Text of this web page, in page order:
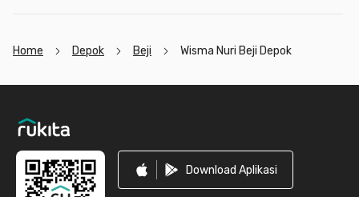
Home Depok Beji Wisma Nuri Beji Depok
Download Aplikasi